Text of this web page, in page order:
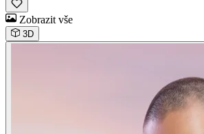
Zobrazit vše
3D